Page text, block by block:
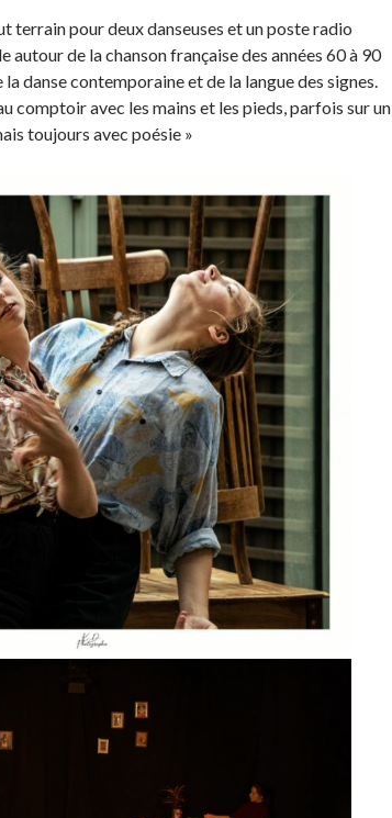
terrain pour deux danseuses et un poste radio
autour de la chanson française des années 60 à 90
danse contemporaine et de la langue des signes.
comptoir avec les mains et les pieds, parfois sur un
toujours avec poésie »